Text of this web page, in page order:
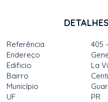
Referência
405
Endereço
Edificio
La
Bairro
Município
UF
PR